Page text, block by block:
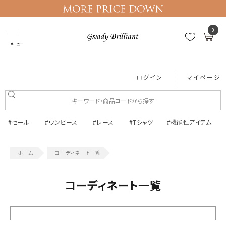
メニュー
0
ログイン マイページ
#セール #ワンピース #レース #Tシャツ #機能性アイテム
コーディネート一覧
コーディネート一覧